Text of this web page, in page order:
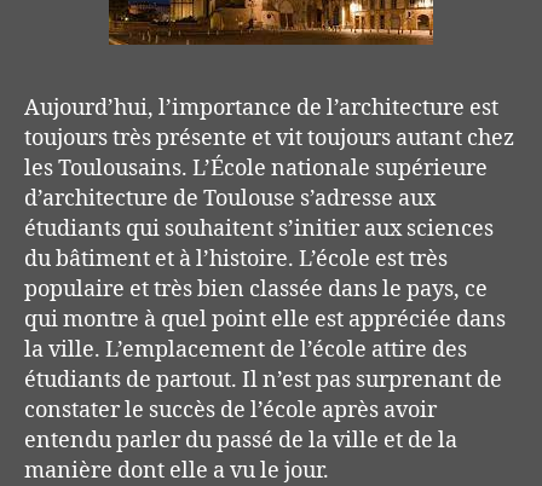
Aujourd’hui, l’importance de l’architecture est
toujours très présente et vit toujours autant chez
les Toulousains. L’École nationale supérieure
d’architecture de Toulouse s’adresse aux
étudiants qui souhaitent s’initier aux sciences
du bâtiment et à l’histoire. L’école est très
populaire et très bien classée dans le pays, ce
qui montre à quel point elle est appréciée dans
la ville. L’emplacement de l’école attire des
étudiants de partout. Il n’est pas surprenant de
constater le succès de l’école après avoir
entendu parler du passé de la ville et de la
manière dont elle a vu le jour.